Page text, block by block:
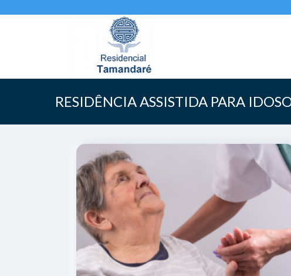
RESIDÊNCIA ASSISTIDA PARA